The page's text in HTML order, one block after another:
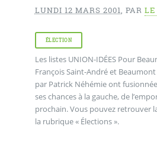
LUNDI 12 MARS 2001, PAR LE
ÉLECTION
Les listes UNION-IDÉES Pour
François Saint-André et
par Patrick Néhémie ont
ses chances à la gauche, de
prochain. Vous pouvez retrouver
la rubrique « Élections ».